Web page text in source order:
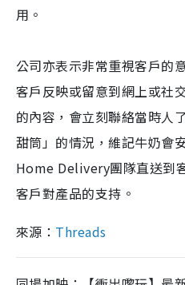
用。
公司亦表示非常重視客戶的
客戶反映或留意到網上或社
的內容，會立刻聯絡當時人
甜筒」的情況，維記牛奶會
Home Delivery團隊直送到
客戶對產品的支持。
來源： Threads